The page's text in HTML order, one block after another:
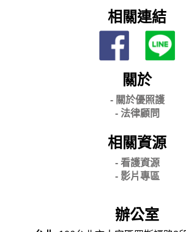
相關連結
關於
- 關於優照護
- 法律顧問
相關資源
- 看護資源
- 影片專區
辦公室